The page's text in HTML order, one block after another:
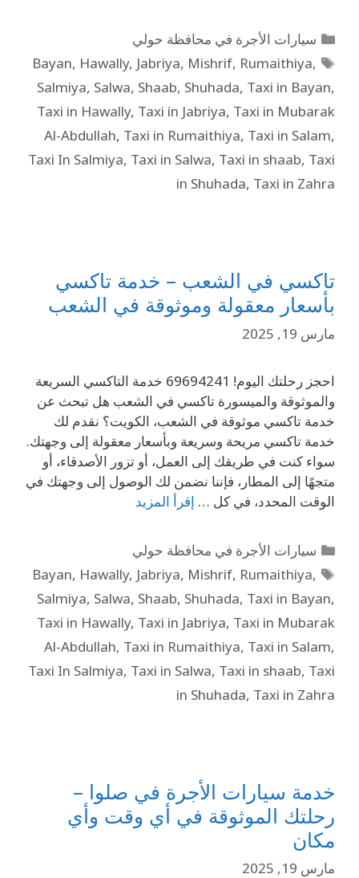
سيارات الأجرة في محافظة حولي
Bayan, Hawally, Jabriya, Mishrif, Rumaithiya,
Salmiya, Salwa, Shaab, Shuhada, Taxi in Bayan,
Taxi in Hawally, Taxi in Jabriya, Taxi in Mubarak
Al-Abdullah, Taxi in Rumaithiya, Taxi in Salam,
Taxi In Salmiya, Taxi in Salwa, Taxi in shaab, Taxi
in Shuhada, Taxi in Zahra
تاكسي في الشعب – خدمة تاكسي
بأسعار معقولة وموثوقة في الشعب
مارس 19, 2025
احجز رحلتك اليوم! 69694241 خدمة التاكسي السريعة
والموثوقة والميسورة تاكسي في الشعب هل تبحث عن
خدمة تاكسي موثوقة في الشعب، الكويت؟ نقدم لك
خدمة تاكسي مريحة وسريعة وبأسعار معقولة إلى وجهتك.
سواء كنت في طريقك إلى العمل، أو تزور الأصدقاء، أو
متجهًا إلى المطار، فإننا نضمن لك الوصول إلى وجهتك في
الوقت المحدد، في كل … إقرأ المزيد
سيارات الأجرة في محافظة حولي
Bayan, Hawally, Jabriya, Mishrif, Rumaithiya,
Salmiya, Salwa, Shaab, Shuhada, Taxi in Bayan,
Taxi in Hawally, Taxi in Jabriya, Taxi in Mubarak
Al-Abdullah, Taxi in Rumaithiya, Taxi in Salam,
Taxi In Salmiya, Taxi in Salwa, Taxi in shaab, Taxi
in Shuhada, Taxi in Zahra
خدمة سيارات الأجرة في صلوا –
رحلتك الموثوقة في أي وقت وأي
مكان
مارس 19, 2025